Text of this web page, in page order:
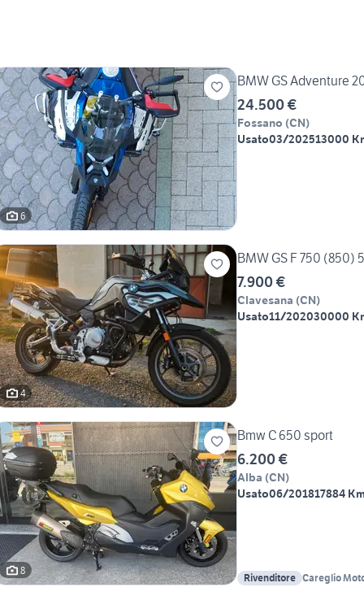
6
BMW GS Adventure
24.500 €
Fossano (CN)
Usato03/202513000
4
BMW GS F 750 (850)
7.900 €
Clavesana (CN)
Usato11/202030000
8
Bmw C 650 sport
6.200 €
Alba (CN)
Usato06/201817884 Km
Rivenditore Careglio